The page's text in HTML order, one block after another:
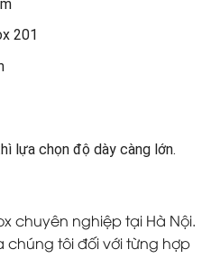
201
lựa chọn độ dày càng lớn.
chuyên nghiệp tại Hà Nội.
tôi đối với từng hợp